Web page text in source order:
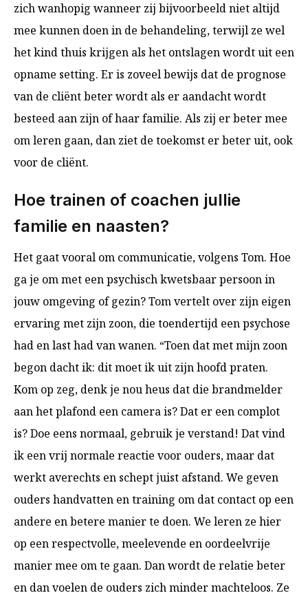
zich wanhopig wanneer zij bijvoorbeeld niet altijd
mee kunnen doen in de behandeling, terwijl ze wel
het kind thuis krijgen als het ontslagen wordt uit een
opname setting. Er is zoveel bewijs dat de prognose
van de cliënt beter wordt als er aandacht wordt
besteed aan zijn of haar familie. Als zij er beter mee
om leren gaan, dan ziet de toekomst er beter uit, ook
voor de cliënt.
Hoe trainen of coachen jullie
familie en naasten?
Het gaat vooral om communicatie, volgens Tom. Hoe
ga je om met een psychisch kwetsbaar persoon in
jouw omgeving of gezin? Tom vertelt over zijn eigen
ervaring met zijn zoon, die toendertijd een psychose
had en last had van wanen. “Toen dat met mijn zoon
begon dacht ik: dit moet ik uit zijn hoofd praten.
Kom op zeg, denk je nou heus dat die brandmelder
aan het plafond een camera is? Dat er een complot
is? Doe eens normaal, gebruik je verstand! Dat vind
ik een vrij normale reactie voor ouders, maar dat
werkt averechts en schept juist afstand. We geven
ouders handvatten en training om dat contact op een
andere en betere manier te doen. We leren ze hier
op een respectvolle, meelevende en oordeelvrije
manier mee om te gaan. Dan wordt de relatie beter
en dan voelen de ouders zich minder machteloos. Ze